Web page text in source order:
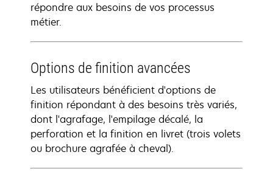
répondre aux besoins de vos processus
métier.
Options de finition avancées
Les utilisateurs bénéficient d'options de
finition répondant à des besoins très variés,
dont l'agrafage, l'empilage décalé, la
perforation et la finition en livret (trois volets
ou brochure agrafée à cheval).